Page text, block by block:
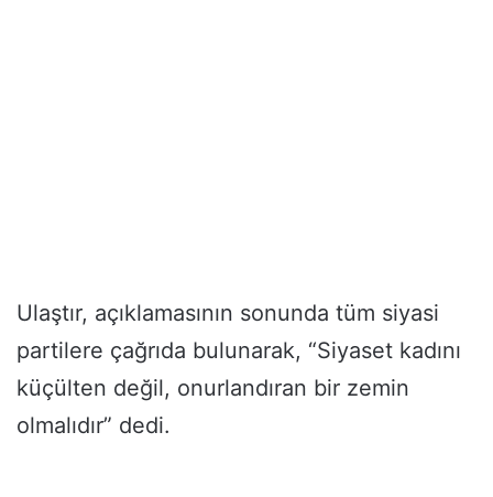
Ulaştır, açıklamasının sonunda tüm siyasi
partilere çağrıda bulunarak, “Siyaset kadını
küçülten değil, onurlandıran bir zemin
olmalıdır” dedi.